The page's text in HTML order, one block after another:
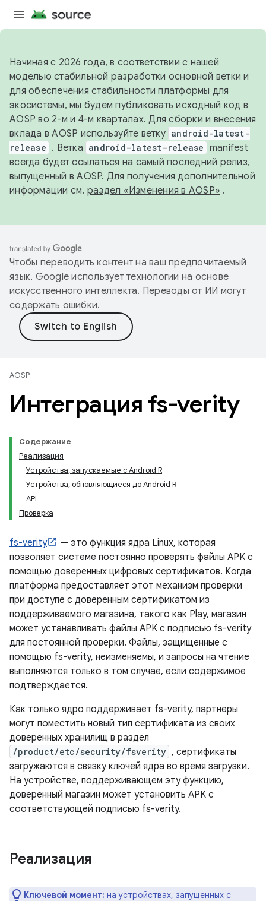
Начиная с 2026 года, в соответствии с нашей
моделью стабильной разработки основной ветки и
для обеспечения стабильности платформы для
экосистемы, мы будем публиковать исходный код в
AOSP во 2-м и 4-м кварталах. Для сборки и внесения
вклада в AOSP используйте ветку android-latest-
release . Ветка android-latest-release manifest
всегда будет ссылаться на самый последний релиз,
выпущенный в AOSP. Для получения дополнительной
информации см. раздел «Изменения в AOSP» .
Чтобы переводить контент на ваш предпочитаемый
язык, Google использует технологии на основе
искусственного интеллекта. Переводы от ИИ могут
содержать ошибки.
AOSP
Интеграция fs-verity
Содержание
Реализация
Устройства, запускаемые с Android R
Устройства, обновляющиеся до Android R
API
Проверка
fs-verity
— это функция ядра Linux, которая
позволяет системе постоянно проверять файлы APK с
помощью доверенных цифровых сертификатов. Когда
платформа предоставляет этот механизм проверки
при доступе с доверенным сертификатом из
поддерживаемого магазина, такого как Play, магазин
может устанавливать файлы APK с подписью fs-verity
для постоянной проверки. Файлы, защищенные с
помощью fs-verity, неизменяемы, и запросы на чтение
выполняются только в том случае, если содержимое
подтверждается.
Как только ядро ​​поддерживает fs-verity, партнеры
могут поместить новый тип сертификата из своих
доверенных хранилищ в раздел
/product/etc/security/fsverity , сертификаты
загружаются в связку ключей ядра во время загрузки.
На устройстве, поддерживающем эту функцию,
доверенный магазин может установить APK с
соответствующей подписью fs-verity.
Реализация
Ключевой момент: на устройствах, запущенных с